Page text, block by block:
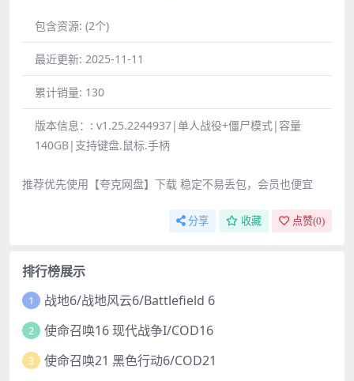
包含资源: (2个)
最近更新: 2025-11-11
累计销量: 130
版本信息：: v1.25.2244937|单人战役+僵尸模式|容量
140GB|支持键盘.鼠标.手柄
推荐优先使用【夸克网盘】下载 稳定不易丢包，会员也便宜
分享 收藏 点赞(0)
排行榜展示
1 战地6/战地风云6/Battlefield 6
2 使命召唤16 现代战争I/COD16
3 使命召唤21 黑色行动6/COD21